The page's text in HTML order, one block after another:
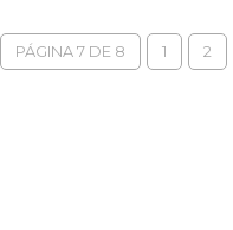
PÁGINA 7 DE 8 1 2